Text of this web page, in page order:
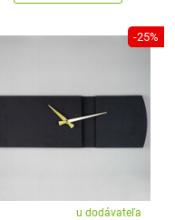
-25%
u dodávateľa